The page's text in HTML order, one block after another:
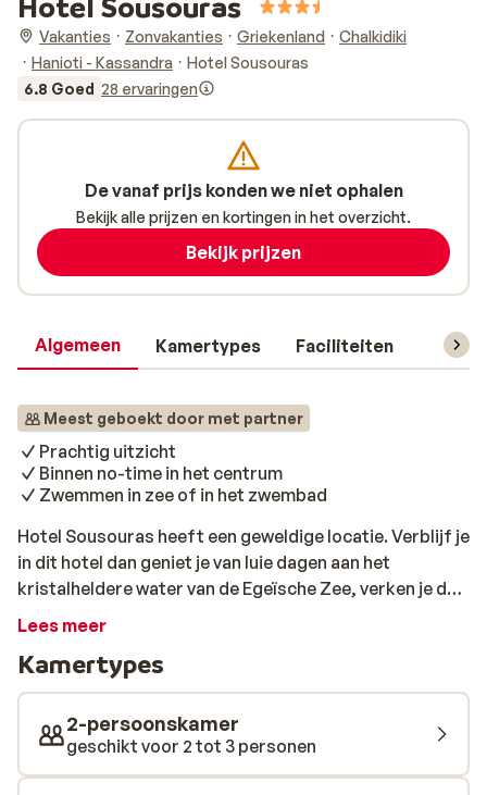
Vakanties Zonvakanties Griekenland
Chalkidiki
Hanioti - Kassandra
Hotel Sousouras
6.8 Goed 28 ervaringen
Algemeen Kamertypes Faciliteiten
Meest geboekt door met partner
Prachtig uitzicht
Binnen no-time in het centrum
Zwemmen in zee of in het zwembad
Hotel Sousouras heeft een geweldige locatie. Verblijf je
in dit hotel dan geniet je van luie dagen aan het
kristalheldere water van de Egeïsche Zee, verken je de
betoverende straatjes van Hanioti en ontdek je
Griekse gerechten. Neem af en toe een duik in het
verkoelende zwembad terwijl je geniet van een prachtig
uitzicht en een heerlijke vakantie.
Lees meer
Kamertypes
2-persoonskamer
geschikt voor 2 tot 3 personen
De vanaf prijs konden we niet ophalen
Bekijk alle prijzen en kortingen in het overzicht.
Bekijk prijzen